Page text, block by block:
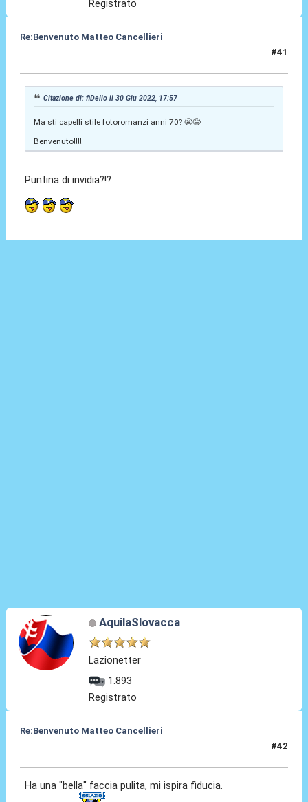
Registrato
Re:Benvenuto Matteo Cancellieri
#41
Citazione di: fiDelio il 30 Giu 2022, 17:57
Ma sti capelli stile fotoromanzi anni 70? 😬😅
Benvenuto!!!!
Puntina di invidia?!?
AquilaSlovacca
Lazionetter
1.893
Registrato
Re:Benvenuto Matteo Cancellieri
#42
Ha una "bella" faccia pulita, mi ispira fiducia.